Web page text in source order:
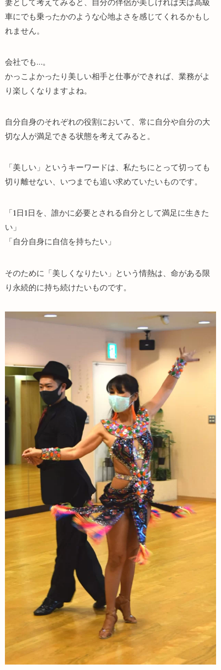
車にでも乗ったかのような心地よさを感じてくれるかもし
れません。
会社でも…。
かっこよかったり美しい相手と仕事ができれば、業務がよ
り楽しくなりますよね。
自分自身のそれぞれの役割において、常に自分や自分の大
切な人が満足できる状態を考えてみると。
「美しい」というキーワードは、私たちにとって切っても
切り離せない、いつまでも追い求めていたいものです。
「1日1日を、誰かに必要とされる自分として満足に生きた
い」
「自分自身に自信を持ちたい」
そのために「美しくなりたい」という情熱は、命がある限
り永続的に持ち続けたいものです。